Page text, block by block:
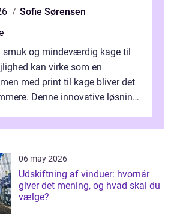
Sofie Sørensen
smuk og mindeværdig kage til
kan virke som en
med print til kage bliver det
Denne innovative løsning
06 may 2026
Udskiftning af vinduer: hvornår
giver det mening, og hvad skal du
vælge?